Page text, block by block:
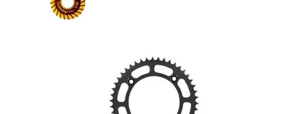
PRIVACIDADE